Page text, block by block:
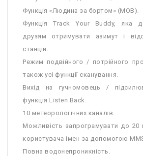
Функція «Людина за бортом» (MOB).
Функція Track Your Buddy, яка
друзям отримувати азимут і
станцій.
Режим подвійного / потрійного
також усі функції сканування.
Вихід на гучномовець /
функція Listen Back.
10 метеорологічних каналів.
Можливість запрограмувати до 20
користувача імен за допомогою
Повна водонепроникність.